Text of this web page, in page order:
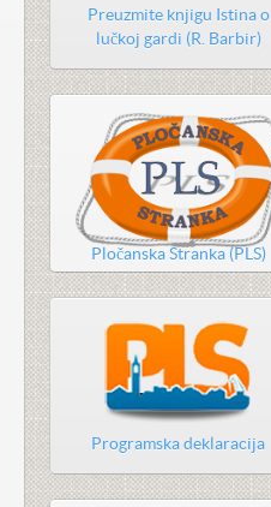
Preuzmite knjigu Istina o
lučkoj gardi (R. Barbir)
Pločanska Stranka (PLS)
Programska deklaracija